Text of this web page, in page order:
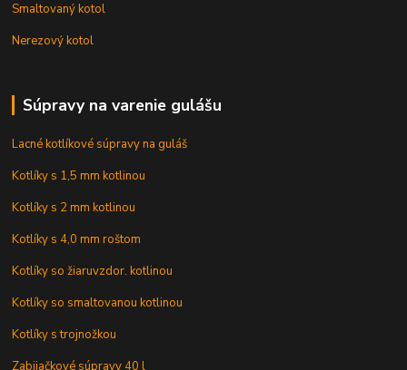
Smaltovaný kotol
Nerezový kotol
Súpravy na varenie gulášu
Lacné kotlíkové súpravy na guláš
Kotlíky s 1,5 mm kotlinou
Kotlíky s 2 mm kotlinou
Kotlíky s 4,0 mm roštom
Kotlíky so žiaruvzdor. kotlinou
Kotlíky so smaltovanou kotlinou
Kotlíky s trojnožkou
Zabijačkové súpravy 40 l